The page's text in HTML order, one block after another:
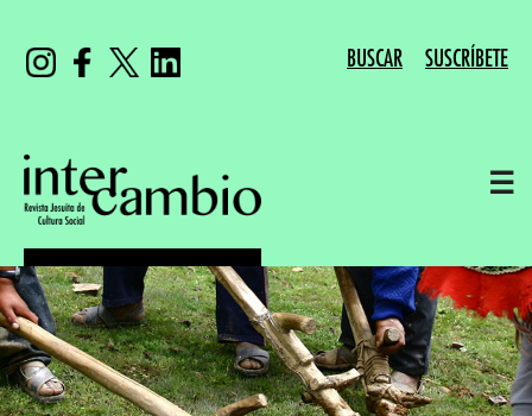
BUSCAR SUSCRÍBETE
☰